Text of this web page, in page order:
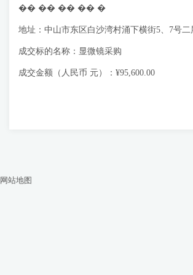
�� �� �� �� �
地址：中山市东区白沙湾村涌下横街5、7号二
成交标的名称：显微镜采购
成交金额（人民币 元）：¥95,600.00
网站地图